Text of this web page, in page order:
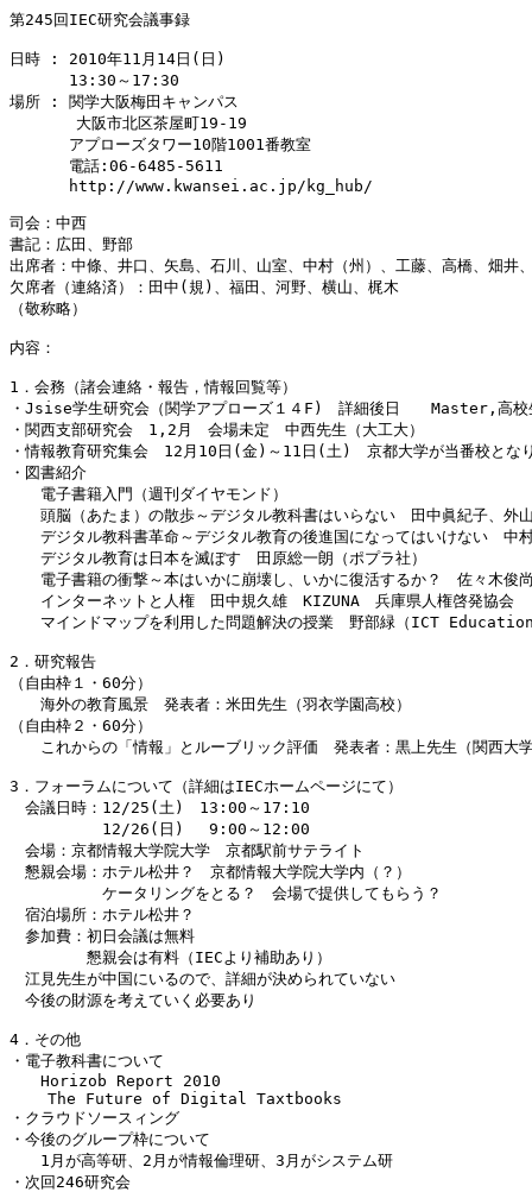
第245回IEC研究会議事録
日時 : 2010年11月14日(日)
13:30～17:30
場所 : 関学大阪梅田キャンパス
       大阪市北区茶屋町19-19
アプローズタワー10階1001番教室
電話:06-6485-5611
http://www.kwansei.ac.jp/kg_hub/
司会：中西
書記：広田、野部
出席者：中條、井口、矢島、石川、山室、中村（州）、工藤、高橋、畑
欠席者（連絡済）：田中(規)、福田、河野、横山、梶木
（敬称略）
内容：
1．会務（諸会連絡・報告，情報回覧等）
・Jsise学生研究会（関学アプローズ１４F)　詳細後日　　Master,高校
・関西支部研究会　1,2月　会場未定　中西先生（大工大）
・情報教育研究集会　12月10日(金)～11日(土)　京都大学が当番校とな
・図書紹介
電子書籍入門（週刊ダイヤモンド）
頭脳（あたま）の散歩～デジタル教科書はいらない　田中眞紀子、外
デジタル教科書革命～デジタル教育の後進国になってはいけない　中
デジタル教育は日本を滅ぼす　田原総一朗（ポプラ社）
電子書籍の衝撃～本はいかに崩壊し、いかに復活するか？　佐々木俊
インターネットと人権　田中規久雄　KIZUNA　兵庫県人権啓発協会
マインドマップを利用した問題解決の授業　野部緑（ICT
2．研究報告
（自由枠１・60分）
海外の教育風景　発表者：米田先生（羽衣学園高校）
（自由枠２・60分）
これからの「情報」とルーブリック評価　発表者：黒上先生（関西大
3．フォーラムについて（詳細はIECホームページにて）
会議日時：12/25(土)　13:00～17:10
12/26(日)　 9:00～12:00
会場：京都情報大学院大学　京都駅前サテライト
懇親会場：ホテル松井？　京都情報大学院大学内（？）
ケータリングをとる？　会場で提供してもらう？
宿泊場所：ホテル松井？
参加費：初日会議は無料
懇親会は有料（IECより補助あり）
江見先生が中国にいるので、詳細が決められていない
今後の財源を考えていく必要あり
4．その他
・電子教科書について
Horizob Report 2010
    The Future of Digital Taxtbooks
・クラウドソースィング
・今後のグループ枠について
1月が高等研、2月が情報倫理研、3月がシステム研
・次回246研究会